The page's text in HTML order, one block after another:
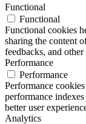
Functional
Functional
Functional cookies
sharing the content
feedbacks, and
Performance
Performance
Performance
performance
better user
Analytics